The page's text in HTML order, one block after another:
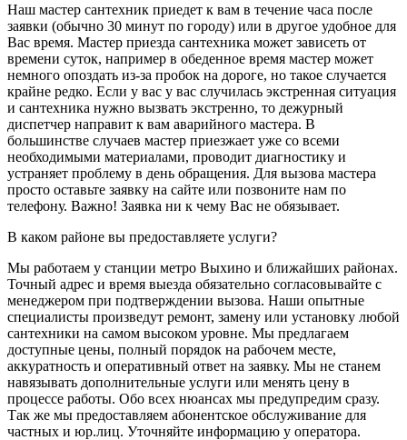
Наш мастер сантехник приедет к вам в течение часа после
заявки (обычно 30 минут по городу) или в другое удобное для
Вас время. Мастер приезда сантехника может зависеть от
времени суток, например в обеденное время мастер может
немного опоздать из-за пробок на дороге, но такое случается
крайне редко. Если у вас у вас случилась экстренная ситуация
и сантехника нужно вызвать экстренно, то дежурный
диспетчер направит к вам аварийного мастера. В
большинстве случаев мастер приезжает уже со всеми
необходимыми материалами, проводит диагностику и
устраняет проблему в день обращения. Для вызова мастера
просто оставьте заявку на сайте или позвоните нам по
телефону. Важно! Заявка ни к чему Вас не обязывает.
В каком районе вы предоставляете услуги?
Мы работаем у станции метро Выхино и ближайших районах.
Точный адрес и время выезда обязательно согласовывайте с
менеджером при подтверждении вызова. Наши опытные
специалисты произведут ремонт, замену или установку любой
сантехники на самом высоком уровне. Мы предлагаем
доступные цены, полный порядок на рабочем месте,
аккуратность и оперативный ответ на заявку. Мы не станем
навязывать дополнительные услуги или менять цену в
процессе работы. Обо всех нюансах мы предупредим сразу.
Так же мы предоставляем абонентское обслуживание для
частных и юр.лиц. Уточняйте информацию у оператора.